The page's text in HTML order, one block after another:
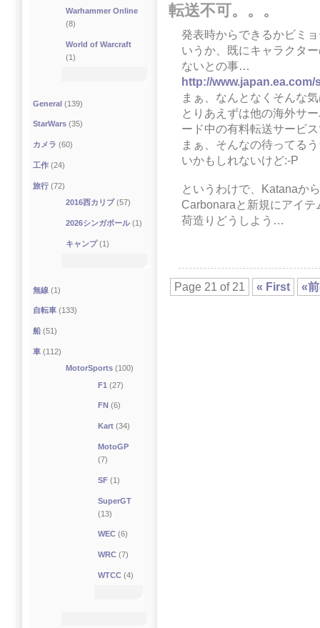
転送不可。。。
発表時からできるかビミ
いうか、既にキャラクタ
ないとの事…
http://
まぁ、なんとなくそんな
とりあえずは他の海外サ
ード中の有料転送サービ
まぁ、そんなの待ってる
いかもしれないけど:-P
というわけで、Katanaか
Carbonaraと新規にアイ
荷造りどうしよう…
Page 21 of 21 « First «
Warhammer Online
(8)
World of Warcraft
(1)
General (139)
StarWars (35)
カメラ (60)
工作 (24)
旅行 (72)
2016西カリブ(57)
2026シンガポール(1)
キャンプ(1)
無線 (1)
自転車 (133)
船 (51)
車 (112)
MotorSports(100)
F1 (27)
FN (6)
Kart (34)
MotoGP
(7)
SF (1)
SuperGT
(13)
WEC (6)
WRC (7)
WTCC (4)